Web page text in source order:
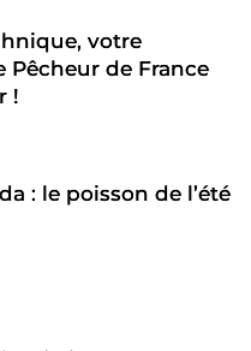
votre
Pêcheur de France
!
: le poisson de l’été